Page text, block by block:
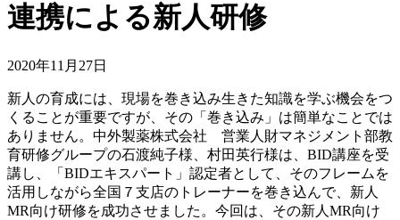
連携による新人研修
2020年11月27日
新人の育成には、現場を巻き込み生きた知識を学ぶ機会をつ
くることが重要ですが、その「巻き込み」は簡単なことでは
ありません。中外製薬株式会社 営業⼈財マネジメント部教
育研修グループの石渡純子様、村田英行様は、BID講座を受
講し、「BIDエキスパート」認定者として、そのフレームを
活用しながら全国７支店のトレーナーを巻き込んで、新人
MR向け研修を成功させました。今回は、その新人MR向け